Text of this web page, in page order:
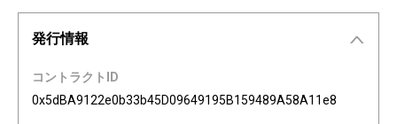
発行情報
コントラクトID
0x5dBA9122e0b33b45D09649195B159489A58A11e8